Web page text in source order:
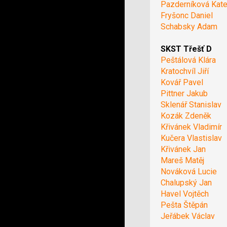
Pazderníková
Fryšonc Daniel
Schabsky Adam
SKST Třešť D
Peštálová Klára
Kratochvíl Jiří
Kovář Pavel
Pittner Jakub
Sklenář Stanislav
Kozák Zdeněk
Křivánek Vladimír
Kučera Vlastislav
Křivánek Jan
Mareš Matěj
Nováková Lucie
Chalupský Jan
Havel Vojtěch
Pešta Štěpán
Jeřábek Václav